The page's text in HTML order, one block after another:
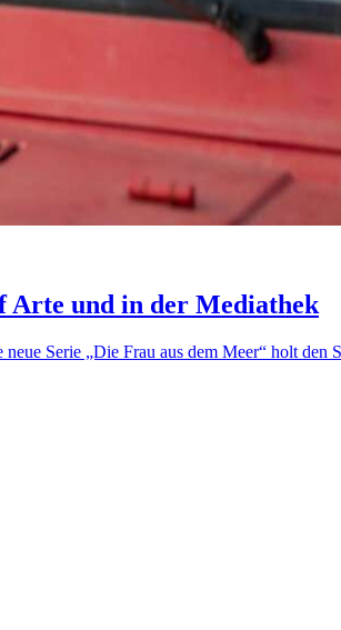
Arte und in der Mediathek
Serie „Die Frau aus dem Meer“ holt den